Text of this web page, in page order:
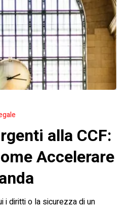
alla CCF:
Accelerare
i diritti o la sicurezza di un